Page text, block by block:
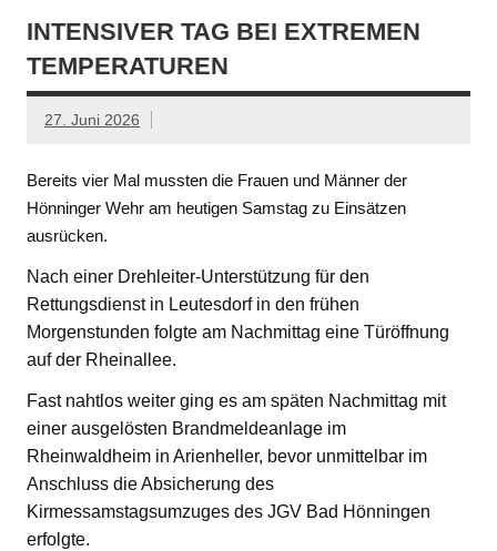
INTENSIVER TAG BEI EXTREMEN
TEMPERATUREN
27. Juni 2026
Bereits vier Mal mussten die Frauen und Männer der
Hönninger Wehr am heutigen Samstag zu Einsätzen
ausrücken.
Nach einer Drehleiter-Unterstützung für den
Rettungsdienst in Leutesdorf in den frühen
Morgenstunden folgte am Nachmittag eine Türöffnung
auf der Rheinallee.
Fast nahtlos weiter ging es am späten Nachmittag mit
einer ausgelösten Brandmeldeanlage im
Rheinwaldheim in Arienheller, bevor unmittelbar im
Anschluss die Absicherung des
Kirmessamstagsumzuges des JGV Bad Hönningen
erfolgte.